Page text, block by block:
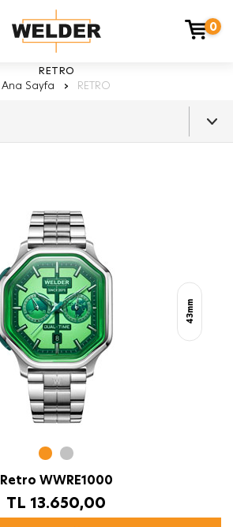
0
RETRO
Ana Sayfa
› RETRO
43mm
Retro WWRE1000
TL 13.650,00